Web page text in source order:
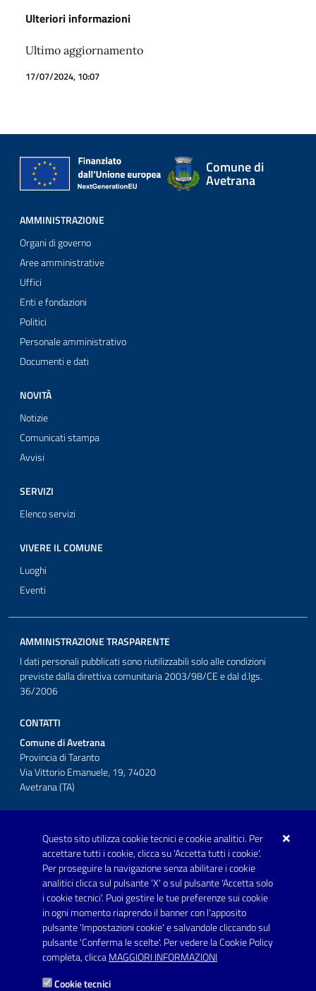
Questo sito utilizza cookie tecnici e cookie analitici. Per
accettare tutti i cookie, clicca su 'Accetta tutti i cookie'.
Per proseguire la navigazione senza abilitare i cookie
analitici clicca sul pulsante 'X' o sul pulsante 'Accetta solo
i cookie tecnici'. Puoi gestire le tue preferenze sui cookie
in ogni momento riaprendo il banner con l'apposito
pulsante 'Impostazioni cookie' e salvandole cliccando sul
pulsante 'Conferma le scelte'. Per vedere la Cookie Policy
completa, cliccaMAGGIORI INFORMAZIONI
Cookie tecnici
Ulteriori informazioni
Ultimo aggiornamento
17/07/2024, 10:07
Comune di
Avetrana
AMMINISTRAZIONE
Organi di governo
Aree amministrative
Uffici
Enti e fondazioni
Politici
Personale amministrativo
Documenti e dati
NOVITÀ
Notizie
Comunicati stampa
Avvisi
SERVIZI
Elenco servizi
VIVERE IL COMUNE
Luoghi
Eventi
AMMINISTRAZIONE TRASPARENTE
I dati personali pubblicati sono riutilizzabili solo alle condizioni
previste dalla direttiva comunitaria 2003/98/CE e dal d.lgs.
36/2006
CONTATTI
Comune di Avetrana
Provincia di Taranto
Via Vittorio Emanuele, 19, 74020
Avetrana (TA)
Telefono: 0999707766
Fax: 0999704336
Posta Elettronica Certificata:
prot.comune.avetrana@pec.rupar.puglia.it
Link utili
Informativa privacy